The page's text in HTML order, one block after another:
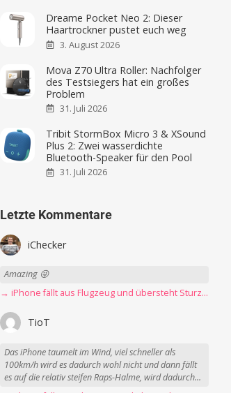
Dreame Pocket Neo 2: Dieser
Haartrockner pustet euch weg
3. August 2026
Mova Z70 Ultra Roller: Nachfolger
des Testsiegers hat ein großes
Problem
31. Juli 2026
Tribit StormBox Micro 3 & XSound
Plus 2: Zwei wasserdichte
Bluetooth-Speaker für den Pool
31. Juli 2026
Letzte Kommentare
iChecker
Amazing 😜
→ iPhone fällt aus Flugzeug und übersteht Sturz unbeschadet
TioT
Das iPhone taumelt im Wind, viel schneller als
100km/h wird es dadurch wohl nicht und dann fällt
es auf die relativ steifen Raps-Halme, wird dadurch...